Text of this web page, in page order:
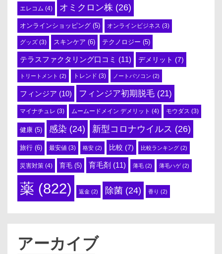
エレコム (4) オミクロン株 (26)
オンラインショッピング (5) オンラインビジネス (3)
グッズ (3) スキンケア (6) テクノロジー (5)
テラスファクタリング口コミ (11) デメリット (7)
トリートメント (2) トレンド (3) ノートパソコン (2)
フィンジア (10) フィンジア初期脱毛 (21)
マイナチュレ (3) ムームードメイン デメリット (4) モウダス (3)
健康 (5) 感染 (24) 新型コロナウイルス (26)
旅行 (6) 最安値 (3) 格安 (2) 比較 (7) 比較ランキング (2)
災害対策 (4) 育毛 (5) 育毛剤 (11) 薄毛 (2) 薄毛ハゲ(2)
薬 (822) 返金 (2) 除菌 (24) 香り (2)
アーカイブ